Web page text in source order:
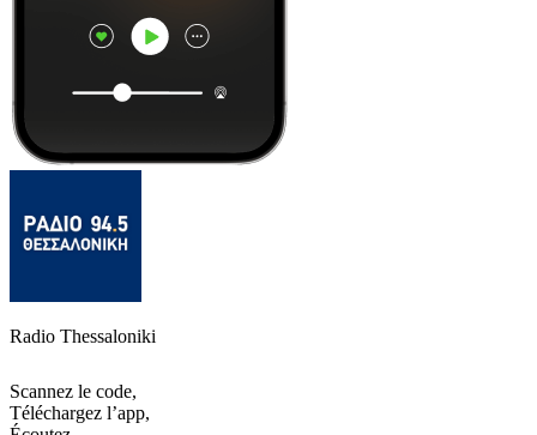
Radio Thessaloniki
Scannez le code,
Téléchargez l’app,